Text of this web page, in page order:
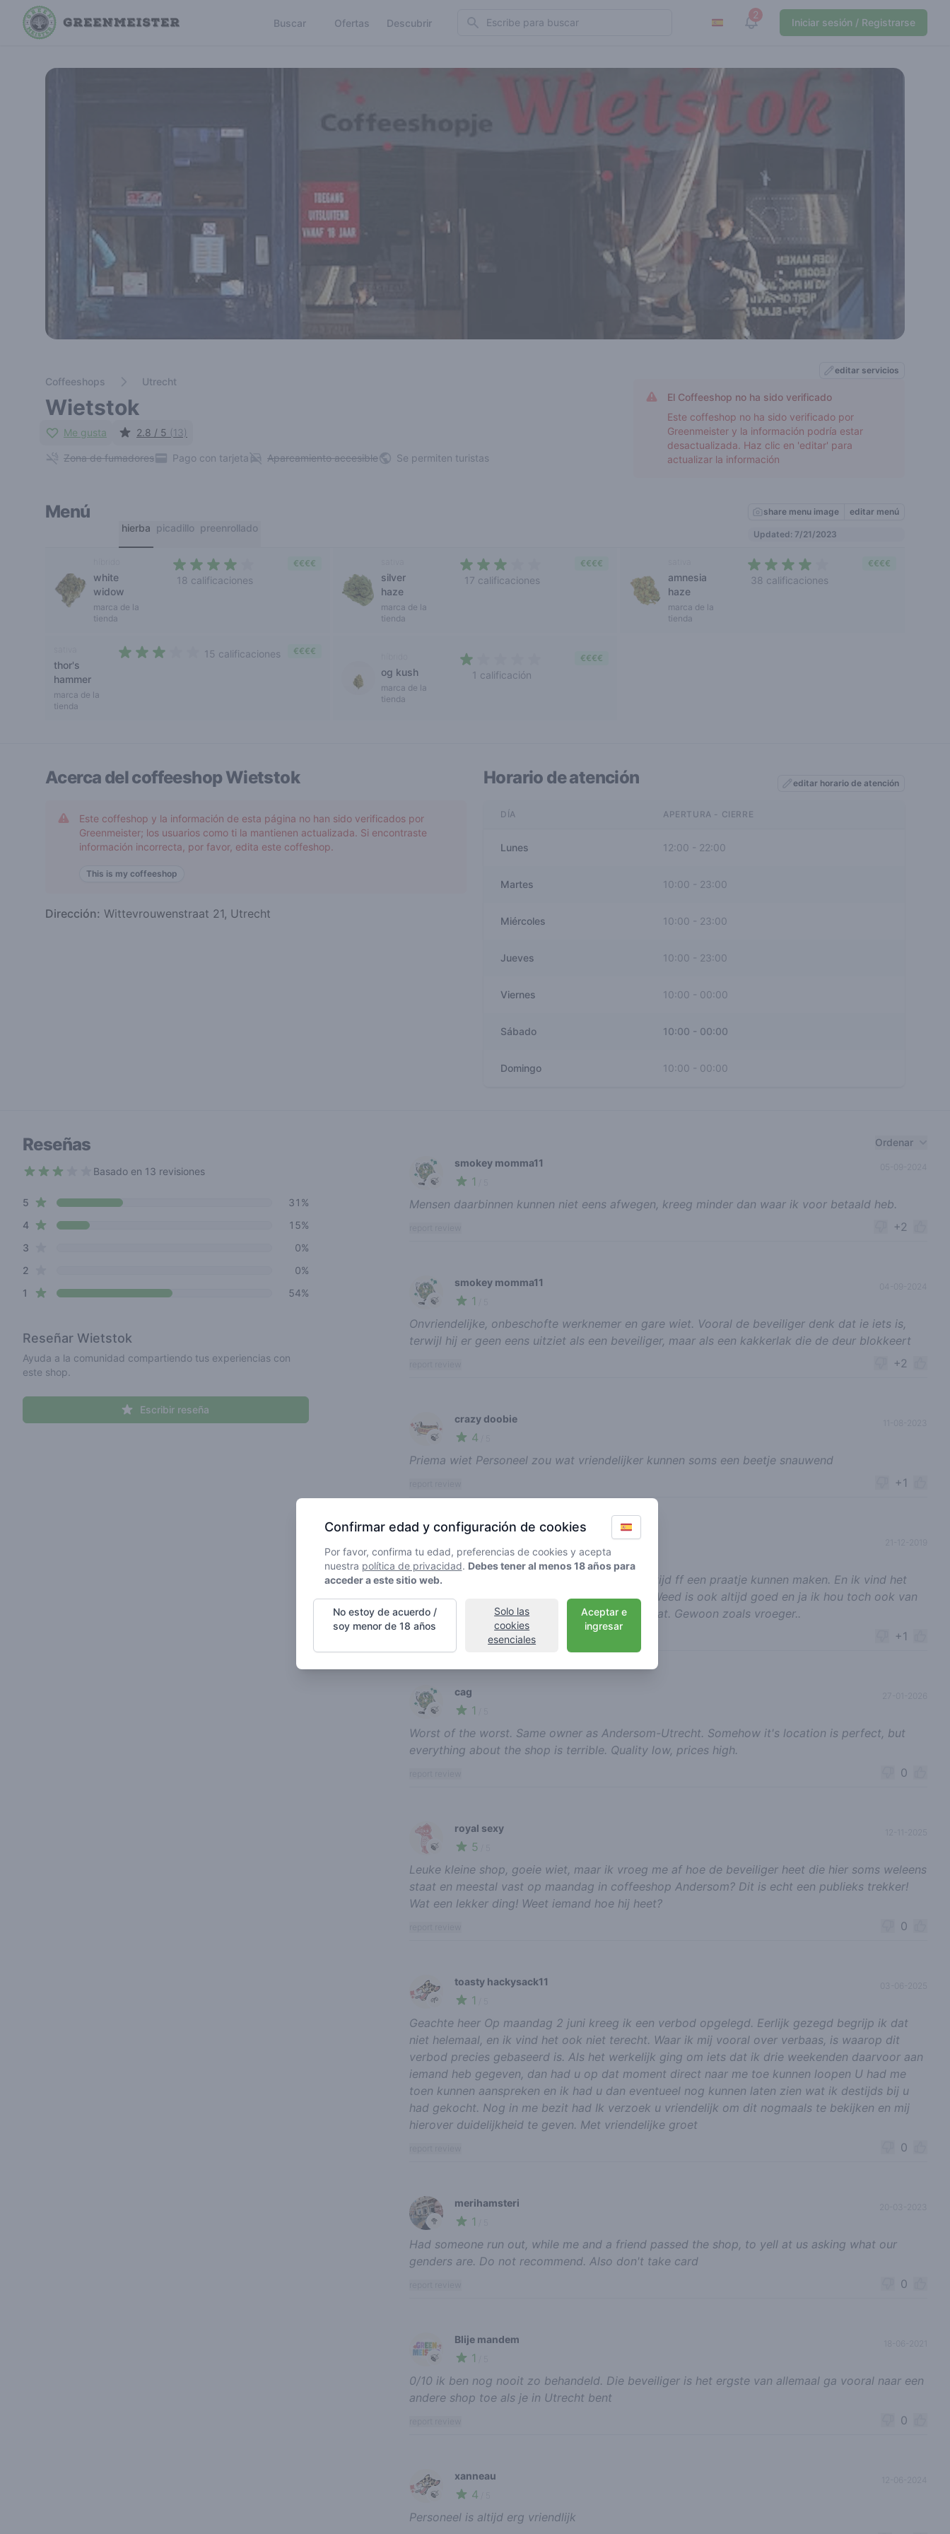
Buscar Ofertas Descubrir Search 2
View notifications
Iniciar sesión / Registrarse
Coffeeshops Utrecht
Wietstok
Me gusta 2.8 / 5 (13)
Zona de fumadores Pago con tarjeta Aparcamiento accesible Se permiten turistas
editar servicios
El Coffeeshop no ha sido verificado
Este coffeshop no ha sido verificado por
Greenmeister y la información podría estar
desactualizada. Haz clic en 'editar' para
actualizar la información
Menú
hierba picadillo preenrollado
share menu image editar menú
Updated: 7/21/2023
white
widow
marca de la
tienda
18 calificaciones
€€€€
silver
haze
marca de la
tienda
17 calificaciones
€€€€
amnesia
haze
marca de la
tienda
38 calificaciones
€€€€
thor's
hammer
marca de la
tienda
15 calificaciones €€€€
og kush
marca de la
tienda
1 calificación
€€€€
Acerca del coffeeshopWietstok
Este coffeshop y la información de esta página no han sido verificados por
Greenmeister; los usuarios como ti la mantienen actualizada. Si encontraste
información incorrecta, por favor, edita este coffeshop.
This is my coffeeshop
Dirección: Wittevrouwenstraat 21, Utrecht
Horario de atención editar horario de atención
DÍA APERTURA - CIERRE
Lunes 12:00 - 22:00
Martes 10:00 23:00
Miércoles 10:00 - 23:00
Jueves 10:00 23:00
Viernes 10:00 - 00:00
Sábado 10:00 - 00:00
Domingo 10:00 - 00:00
Reseñas
Basado en 13 revisiones
Review data
5 star reviews
31%
4star reviews
15%
3
0%
2
0%
1 star reviews 54%
Reseñar Wietstok
Ayuda a la comunidad compartiendo tus experiencias con
este shop.
Escribir reseña
Ordenar
🍃
smokey momma11
1
Mensen daarbinnen kunnen niet eens afwegen, kreeg minder dan waar ik voor betaald heb.
+2
🍃
smokey momma11
1
Onvriendelijke, onbeschofte werknemer en gare wiet. Vooral de beveiliger denk dat ie iets is,
terwijl hij er geen eens uitziet als een beveiliger, maar als een kakkerlak die de deur blokkeert
+2
🍃
crazy doobie
4
11-08-2023
Priema wiet Personeel zou wat vriendelijker kunnen soms een beetje snauwend
+1
🍃
kanjer
5/ 5
Ik kom heel graag hier..vriendelijkontvangst altijd ff een praatje kunnen maken. En ik vind het
heel erg mooi geworden na de verbouwing... Weed is ook altijd goed en ja ik hou toch ook van
het zien van de weed en wegen waar je bij staat. Gewoon zoals vroeger..
+1
🍃
cag
1
Worst of the worst. Same owner as Andersom-Utrecht. Somehow it's location is perfect, but
everything about the shop is terrible. Quality low, prices high.
0
🍃
royal sexy
5
Leuke kleine shop, goeie wiet, maar ik vroeg me af hoe de beveiliger heet die hier soms weleens
staat en meestal vast op maandag in coffeeshop Andersom? Dit is echt een publieks trekker!
Wat een lekker ding! Weet iemand hoe hij heet?
0
🌱
toasty hackysack11
1
03-06-2025
Geachte heer Op maandag 2 juni kreeg ik een verbod opgelegd. Eerlijk gezegd begrijp ik dat
niet helemaal, en ik vind het ook niet terecht. Waar ik mij vooral over verbaas, is waarop dit
verbod precies gebaseerd is. Als het werkelijk ging om iets dat ik drie weekenden daarvoor aan
iemand heb gegeven, dan had u op dat moment direct naar me toe kunnen loopen U had me
toen kunnen aanspreken en ik had u dan eventueel nog kunnen laten zien wat ik destijds bij u
had gekocht. Nog in me bezit had Ik verzoek u vriendelijk om dit nogmaals te bekijken en mij
hierover duidelijkheid te geven. Met vriendelijke groet
0
🥦
merihamsteri
1
20-03-2023
Had someone run out, while me and a friend passed the shop, to yell at us asking what our
genders are. Do not recommend. Also don't take card
0
🍃
Blije mandem
1
0/10 ik ben nog nooit zo behandeld. Die beveiliger is het ergste van allemaal ga vooral naar een
andere shop toe als je in Utrecht bent
0
🍃
xanneau
4
Personeel is altijd erg vriendlijk
Confirmar edad y configuración de cookies
Por favor, confirma tu edad, preferencias de cookies y acepta
nuestra política de privacidad. Debes tener al menos 18 años para
acceder a este sitio web.
Aceptar e
ingresar
Solo las
cookies
esenciales
No estoy de acuerdo /
soy menor de 18 años